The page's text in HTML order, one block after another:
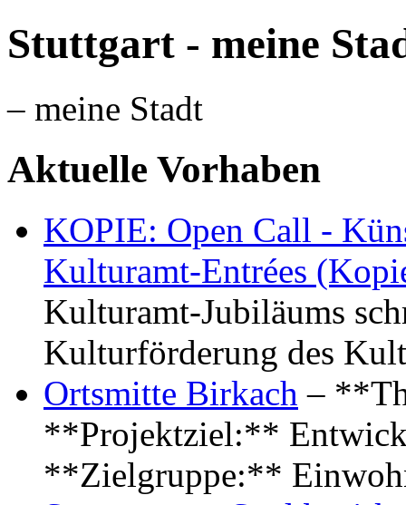
Stuttgart - meine
– meine Stadt
Aktuelle Vorhaben
KOPIE: Open Call -
Kulturamt-Entrées
Kulturamt-Jubiläums
Kulturförderung des
Ortsmitte Birkach –
**Projektziel:**
**Zielgruppe:**